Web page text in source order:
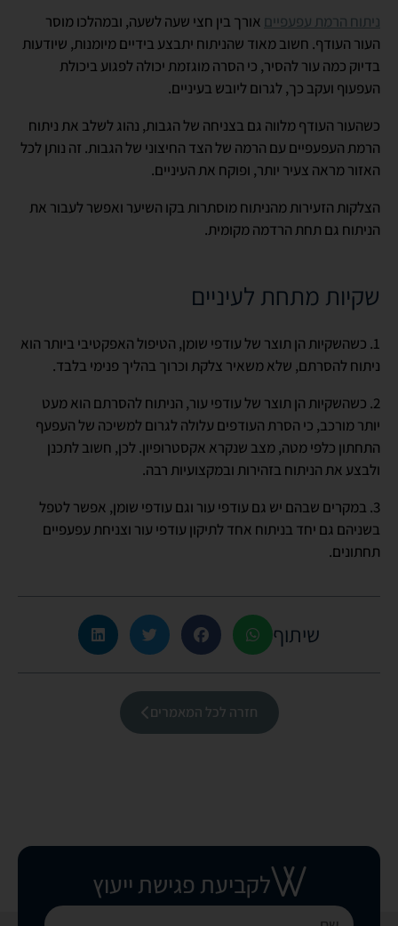
ניתוח הרמת עפעפיים אורך בין חצי שעה לשעה, ובמהלכו מוסר
העור העודף. חשוב מאוד שהניתוח יתבצע בידיים מיומנות, שיודעות
בדיוק כמה עור להסיר, כי הסרה מוגזמת יכולה לפגוע ביכולת
העפעוף ועקב כך, לגרום ליובש בעיניים.
כשהעור העודף מלווה גם בצניחה של הגבות, נהוג לשלב את ניתוח
הרמת העפעפיים עם הרמה של הצד החיצוני של הגבות. זה נותן לכל
האזור מראה צעיר יותר, ופוקח את העיניים.
הצלקות הזעירות מהניתוח מוסתרות בקו השיער ואפשר לעבור את
הניתוח גם תחת הרדמה מקומית.
שקיות מתחת לעיניים
1. כשהשקיות הן תוצר של עודפי שומן, הטיפול האפקטיבי ביותר הוא
ניתוח להסרתם, שלא משאיר צלקת וכרוך בהליך פנימי בלבד.
2. כשהשקיות הן תוצר של עודפי עור, הניתוח להסרתם הוא מעט
יותר מורכב, כי הסרת העודפים עלולה לגרום למשיכה של העפעף
התחתון כלפי מטה, מצב שנקרא אקסטרופיון. לכן, חשוב לתכנן
ולבצע את הניתוח בזהירות ובמקצועיות רבה.
3. במקרים שבהם יש גם עודפי עור וגם עודפי שומן, אפשר לטפל
בשניהם גם יחד בניתוח אחד לתיקון עודפי עור וצניחת עפעפיים
תחתונים.
שיתוף
חזרה לכל המאמרים
לקביעת פגישת ייעוץ